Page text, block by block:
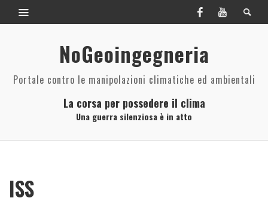
NoGeoingegneria
Portale contro le manipolazioni climatiche ed ambientali
La corsa per possedere il clima
Una guerra silenziosa è in atto
ISS